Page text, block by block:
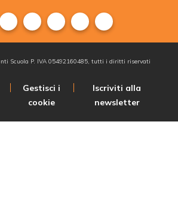
Scuola P. IVA 05492160485, tutti i diritti riservati
Gestisci i
cookie
Iscriviti alla
newsletter